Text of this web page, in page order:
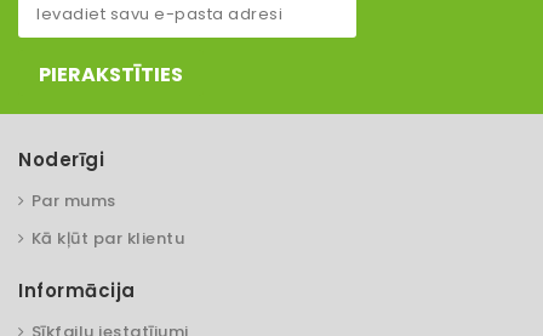
PIERAKSTĪTIES
Noderīgi
Par mums
Kā kļūt par klientu
Informācija